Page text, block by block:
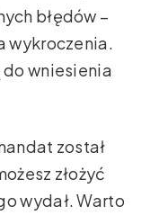
błędów –
wykroczenia.
wniesienia
został
złożyć
wydał. Warto